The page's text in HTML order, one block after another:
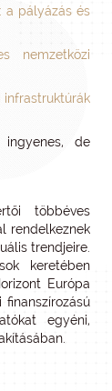
a pályázás és
nemzetközi
infrastruktúrák
ingyenes, de
többéves
rendelkeznek
trendjeire.
keretében
Európa
egyéni,